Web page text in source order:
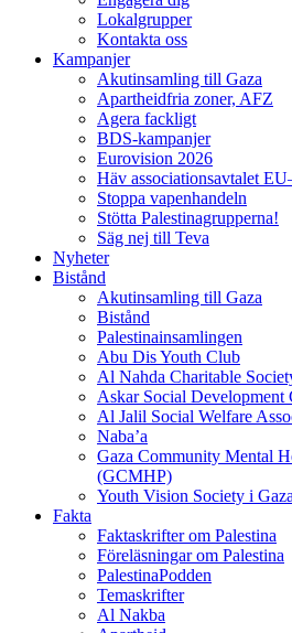
Lokalgrupper
Kontakta oss
Kampanjer
Akutinsamling till Gaza
Apartheidfria zoner, AFZ
Agera fackligt
BDS-kampanjer
Eurovision 2026
Häv associationsavtalet
Stoppa vapenhandeln
Stötta Palestinagrupperna!
Säg nej till Teva
Nyheter
Bistånd
Akutinsamling till Gaza
Bistånd
Palestinainsamlingen
Abu Dis Youth Club
Al Nahda Charitable
Askar Social Development
Al Jalil Social Welfare
Naba’a
Gaza Community Mental
(GCMHP)
Youth Vision Society i Gaza
Fakta
Faktaskrifter om Palestina
Föreläsningar om Palestina
PalestinaPodden
Temaskrifter
Al Nakba